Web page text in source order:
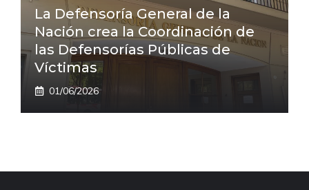
La Defensoría General de la
Nación crea la Coordinación de
las Defensorías Públicas de
Víctimas
01/06/2026